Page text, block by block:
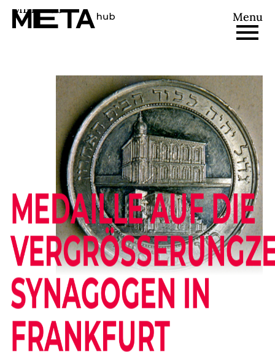
METAhub
Menu
MEDAILLE AUF DIE
YNAGOGEN IN F
RANKFURT